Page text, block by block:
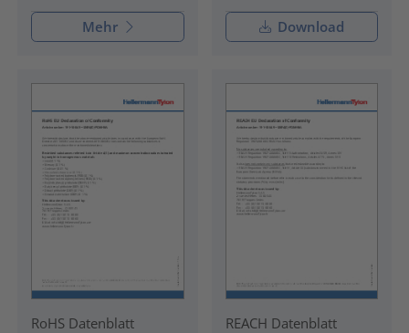
Mehr Download
RoHS Datenblatt REACH Datenblatt